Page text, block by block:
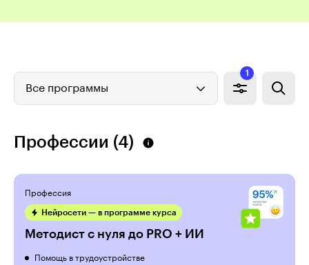
Все программы
1
Профессии (4)
Профессия
Нейросети — в программе курса
Методист с нуля до PRO + ИИ
Помощь в трудоустройстве